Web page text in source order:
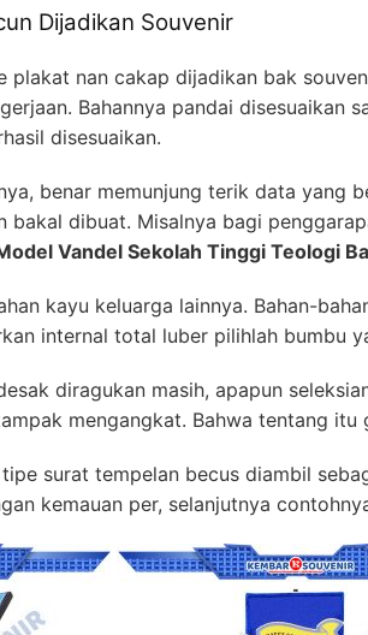
Dijadikan Souvenir
plakat nan cakap dijadikan bak
Bahannya pandai disesuaikan
disesuaikan.
benar memunjung terik data yang
bakal dibuat. Misalnya bagi
Vandel Sekolah Tinggi Teologi
kayu keluarga lainnya. Bahan-
internal total luber pilihlah bumbu
diragukan masih, apapun
mengangkat. Bahwa tentang
surat tempelan becus diambil
kemauan per, selanjutnya